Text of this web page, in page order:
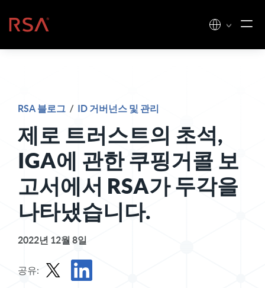
홈
RSA 블로그 / ID 거버넌스 및 관리
제로 트러스트의 초석,
IGA에 관한 쿠핑거콜 보
고서에서 RSA가 두각을
나타냈습니다.
2022년 12월 8일
공유: